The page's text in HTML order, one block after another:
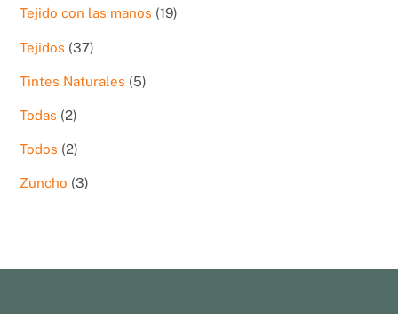
Tejido con las manos 1919
Tejidos 3737
Tintes Naturales 55
Todas 22
Todos 22
Zuncho 33